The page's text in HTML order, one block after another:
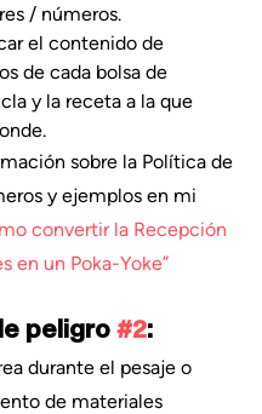
/ números.
el contenido de
de cada bolsa de
y la receta a la que
sobre la Política de
y ejemplos en mi
convertir la Recepción
en un Poka-Yoke”
peligro #2:
durante el pesaje o
de materiales